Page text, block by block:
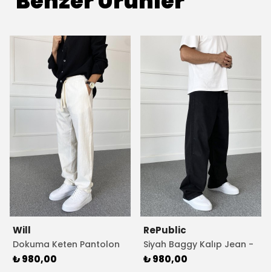
Will
Dokuma Keten Pantolon
Bej Rengi
₺ 980,00
RePublic
Siyah Baggy Kalıp Jean -
Kot Pantolon
₺ 980,00